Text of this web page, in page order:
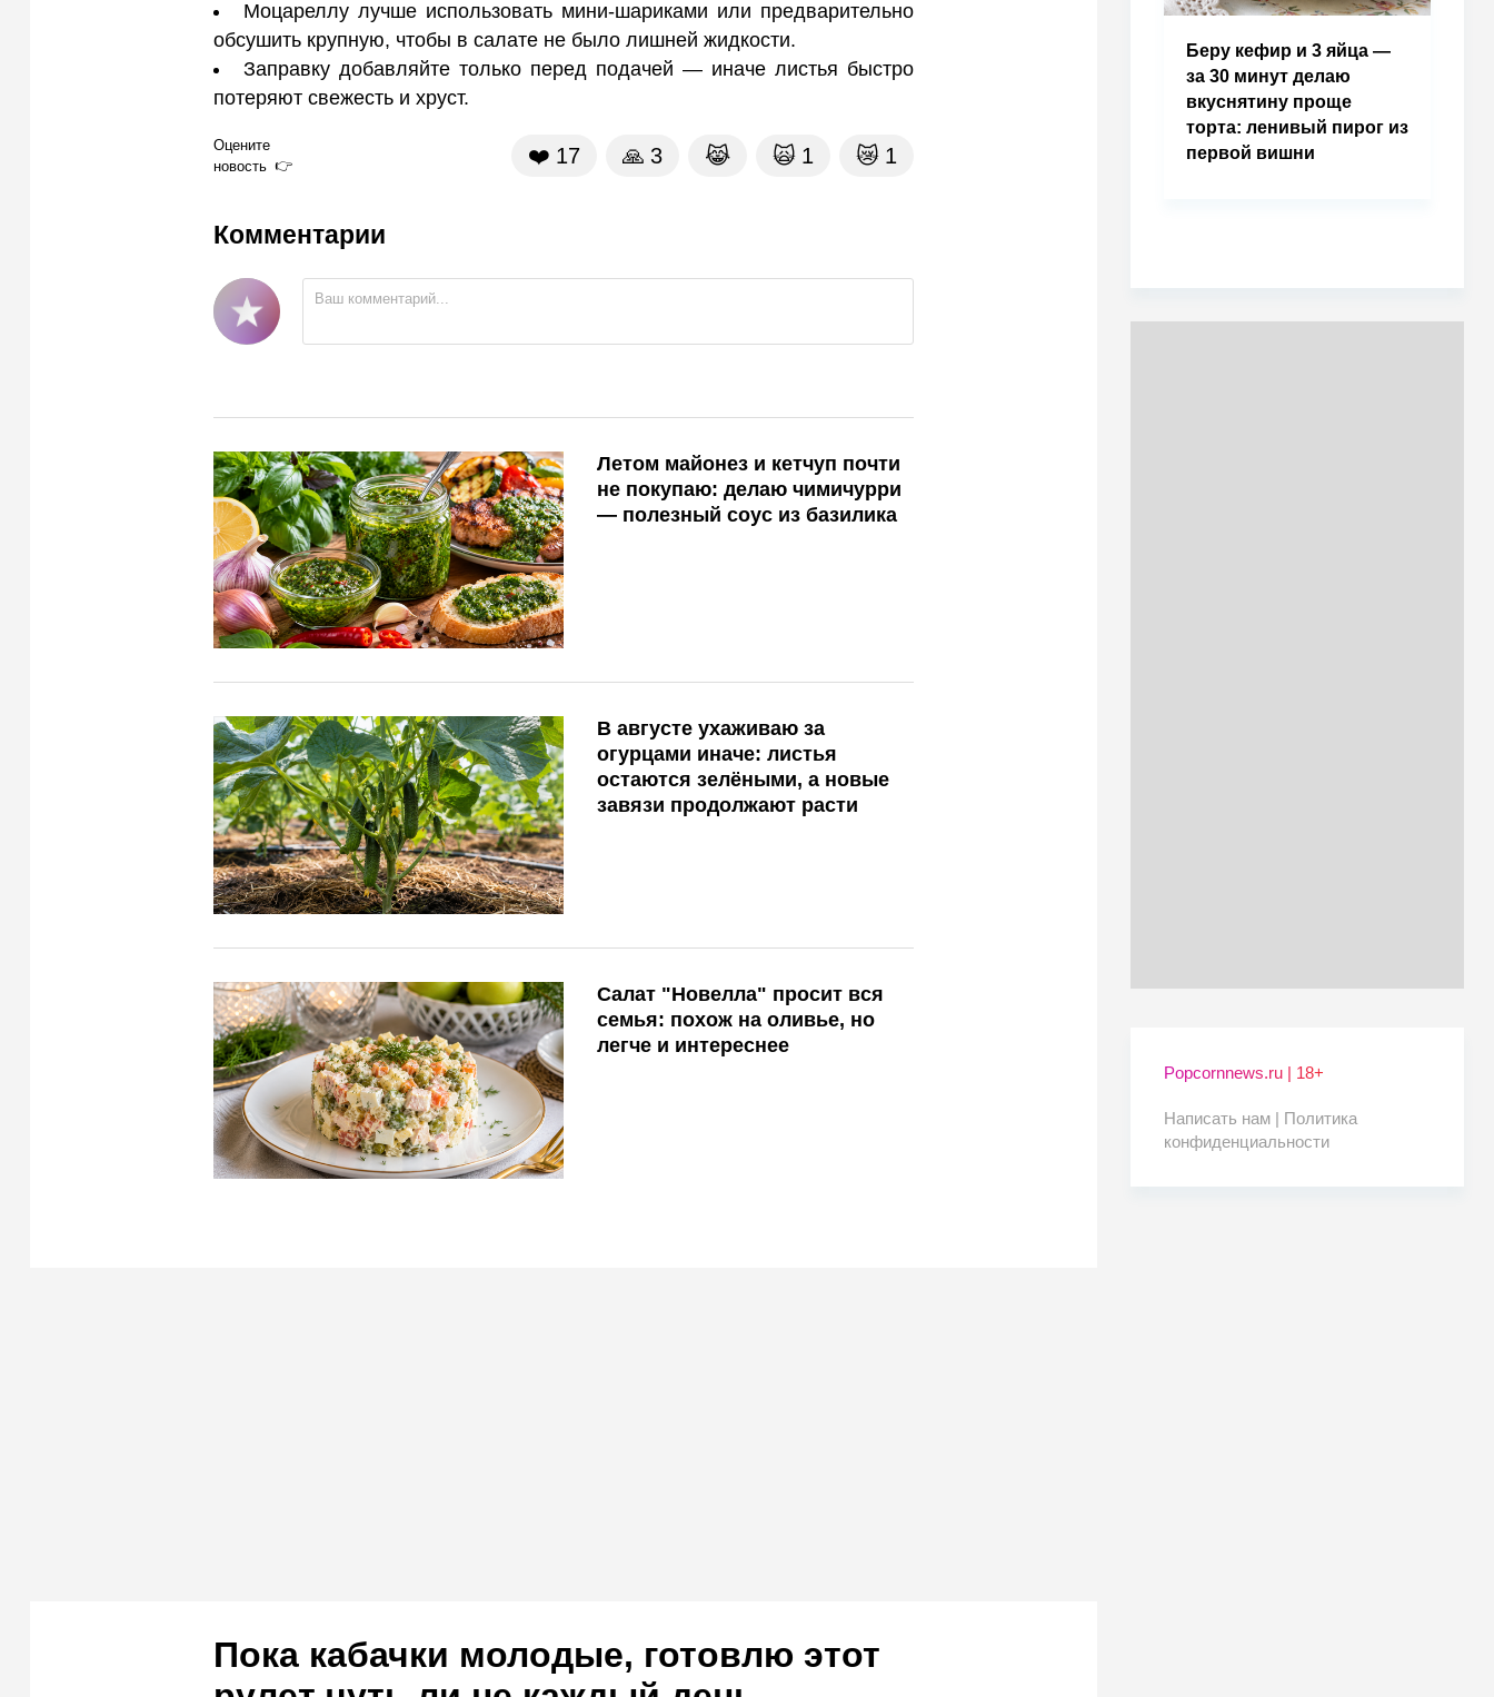
Моцареллу лучше использовать мини-шариками или предварительно
обсушить крупную, чтобы в салате не было лишней жидкости.
Заправку добавляйте только перед подачей — иначе листья быстро
потеряют свежесть и хруст.
Оцените
новость
❤️ 17 🙏 3 😹 🙀 1 😿 1
Комментарии
Летом майонез и кетчуп почти
не покупаю: делаю чимичурри
— полезный соус из базилика
В августе ухаживаю за
огурцами иначе: листья
остаются зелёными, а новые
завязи продолжают расти
Салат "Новелла" просит вся
семья: похож на оливье, но
легче и интереснее
Пока кабачки молодые, готовлю этот
Беру кефир и 3 яйца —
за 30 минут делаю
вкуснятину проще
торта: ленивый пирог из
первой вишни
Popcornnews.ru | 18+
Написать нам | Политика
конфиденциальности